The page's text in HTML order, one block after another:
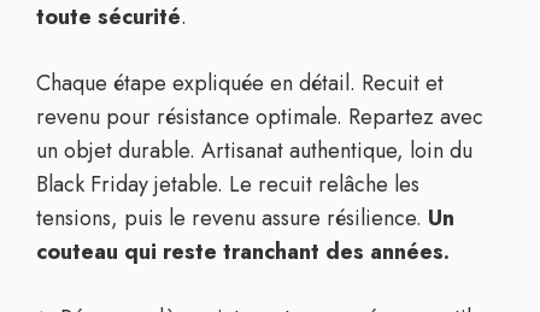
toute sécurité.
Chaque étape expliquée en détail. Recuit et
revenu pour résistance optimale. Repartez avec
un objet durable. Artisanat authentique, loin du
Black Friday jetable. Le recuit relâche les
tensions, puis le revenu assure résilience. Un
couteau qui reste tranchant des années.